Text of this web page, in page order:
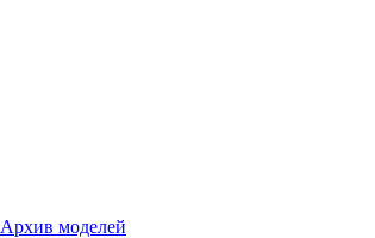
Архив моделей